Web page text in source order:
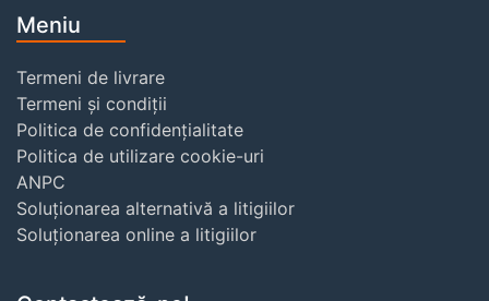
Meniu
Termeni de livrare
Termeni și condiții
Politica de confidențialitate
Politica de utilizare cookie-uri
ANPC
Soluționarea alternativă a litigiilor
Soluționarea online a litigiilor